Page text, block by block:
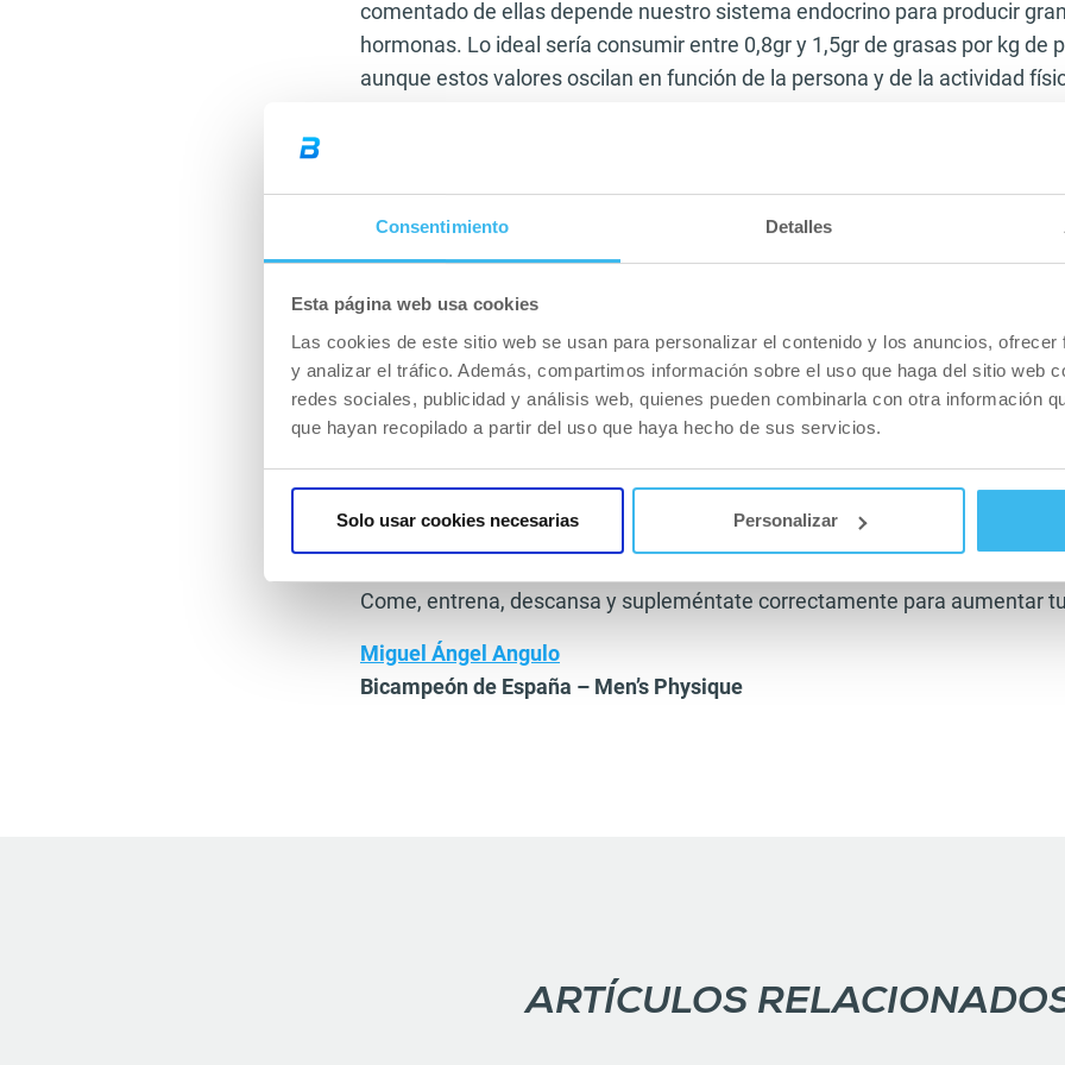
Consentimiento Detalles
Esta página web usa cookies
Las cookies de este sitio web se usan para personalizar el contenido y los anuncios,
y analizar el tráfico. Además, compartimos información sobre el uso que haga del sitio web
redes sociales, publicidad y análisis web, quienes pueden combinarla con otra información
que hayan recopilado a partir del uso que haya hecho de sus servicios.
Solo usar cookies necesarias Personalizar
comentado de ellas depende nuestro sistema endocrino para producir
hormonas. Lo ideal sería consumir entre 0,8gr y 1,5gr de grasas por kg de
aunque estos valores oscilan en función de la persona y de la actividad
nutrientes en nuestro organismo. En días de entreno(musculación) tan
sesión suave de 15minutos en ayunas hará a tu cuerpo más receptivo a
posteriormente le vas a dar. En los días de descanso de entreno de
bastantes entrenadores que recomienda hacer HIIT por los efectos que
organismo como el aumento de la producción de GH(hormona del
sabéis la hormona del crecimiento es de las más anabólicas que segrega
Por último recomendaros que aportéis una mayor cantidad de hidratos de
agotado se encuentran los músculos de glucógeno y más necesitan
En este momento si se puede aumentar la cantidad de hidratos simples
certeza no se irán hacia nuestras reservas de grasa.
Come, entrena, descansa y supleméntate correctamente para aumentar
Miguel Ángel Angulo
Bicampeón de España – Men’s Physique
ARTÍCULOS